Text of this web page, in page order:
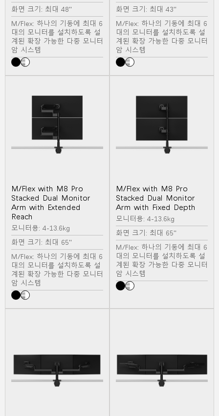
국가 선택
로그인
로그인
SIGN IN WITH SSO
회원가입
회원가입
추천 코드가 있으십니까?
화면 크기: 최대 48"
M/Flex: 하나의 기둥에 최대 6
대의 모니터를 설치하도록 설
계된 확장 가능한 다중 모니터
암 시스템
화면 크기: 최대 43"
M/Flex: 하나의 기둥에 최대 6
대의 모니터를 설치하도록 설
계된 확장 가능한 다중 모니터
암 시스템
M/Flex with M8 Pro
Stacked Dual Monitor
Arm with Extended
Reach
모니터용: 4-13.6kg
화면 크기: 최대 65"
M/Flex: 하나의 기둥에 최대 6
대의 모니터를 설치하도록 설
계된 확장 가능한 다중 모니터
암 시스템
M/Flex with M8 Pro
Stacked Dual Monitor
Arm with Fixed Depth
모니터용: 4-13.6kg
화면 크기: 최대 65"
M/Flex: 하나의 기둥에 최대 6
대의 모니터를 설치하도록 설
계된 확장 가능한 다중 모니터
암 시스템